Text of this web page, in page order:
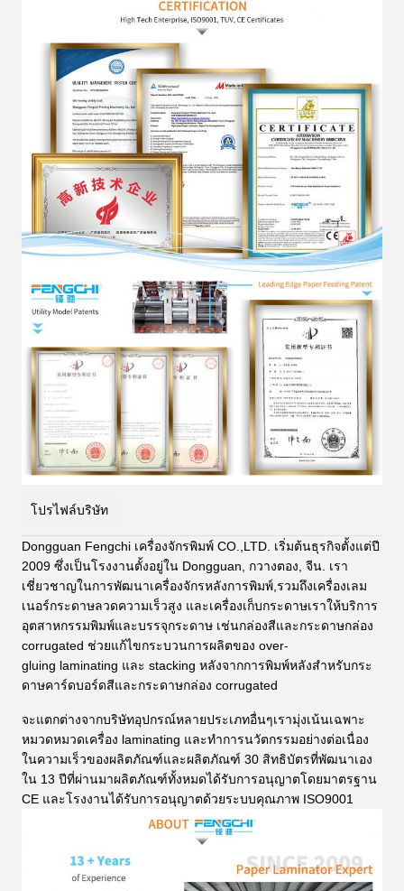
โปรไฟล์บริษัท
Dongguan Fengchi เครื่องจักรพิมพ์ CO.,LTD. เริ่มต้นธุรกิจตั้งแต่ปี
2009 ซึ่งเป็นโรงงานตั้งอยู่ใน Dongguan, กวางตอง, จีน. เรา
เชี่ยวชาญในการพัฒนาเครื่องจักรหลังการพิมพ์,รวมถึงเครื่องเลม
เนอร์กระดาษลวดความเร็วสูง และเครื่องเก็บกระดาษเราให้บริการ
อุตสาหกรรมพิมพ์และบรรจุกระดาษ เช่นกล่องสีและกระดาษกล่อง
corrugated ช่วยแก้ไขกระบวนการผลิตของ over-
gluing laminating และ stacking หลังจากการพิมพ์หลังสําหรับกระ
ดาษคาร์ดบอร์ดสีและกระดาษกล่อง corrugated
จะแตกต่างจากบริษัทอุปกรณ์หลายประเภทอื่นๆเรามุ่งเน้นเฉพาะ
หมวดหมวดเครื่อง laminating และทําการนวัตกรรมอย่างต่อเนื่อง
ในความเร็วของผลิตภัณฑ์และผลิตภัณฑ์ 30 สิทธิบัตรที่พัฒนาเอง
ใน 13 ปีที่ผ่านมาผลิตภัณฑ์ทั้งหมดได้รับการอนุญาตโดยมาตรฐาน
CE และโรงงานได้รับการอนุญาตด้วยระบบคุณภาพ ISO9001